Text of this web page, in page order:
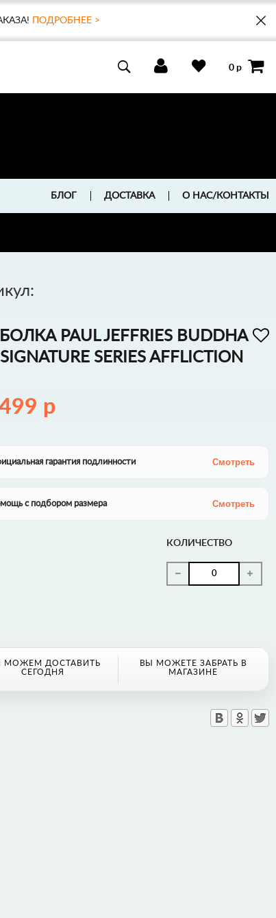
ПОДРОБНЕЕ >
0 р
БЛОГ ДОСТАВКА О НАС/КОНТАКТЫ
PAUL JEFFRIES BUDDHA
SERIES AFFLICTION
р
гарантия подлинности Смотреть
с подбором размера Смотреть
КОЛИЧЕСТВО
МОЖЕМ ДОСТАВИТЬ
СЕГОДНЯ
ВЫ МОЖЕТЕ ЗАБРАТЬ В
МАГАЗИНЕ